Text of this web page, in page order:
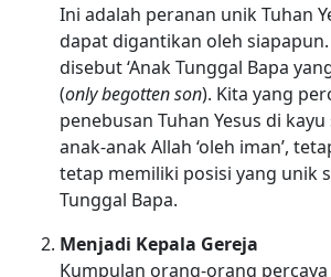
Ini adalah peranan unik Tuhan
dapat digantikan oleh
disebut ‘Anak Tunggal Bapa
(only begotten son). Kita yang
penebusan Tuhan Yesus di
anak-anak Allah ‘oleh iman’,
tetap memiliki posisi yang unik
Tunggal Bapa.
Menjadi Kepala Gereja
Kumpulan orang-orang